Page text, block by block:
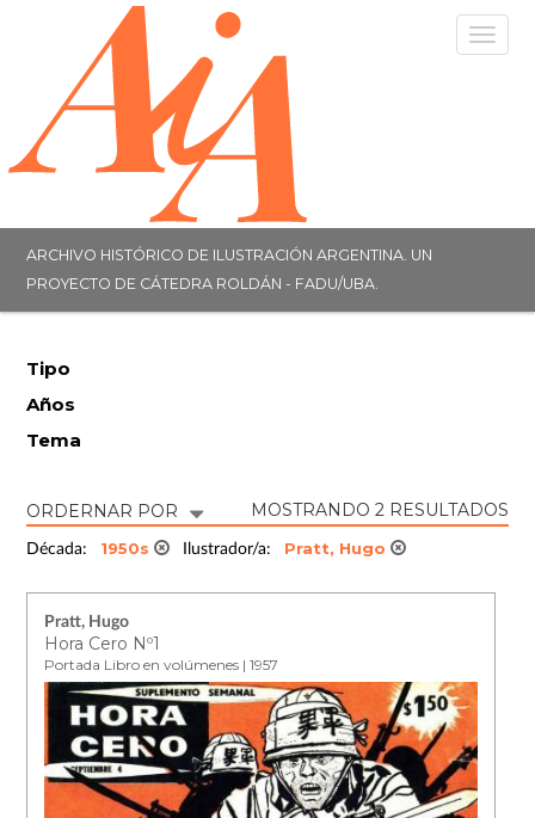
ARCHIVO HISTÓRICO DE ILUSTRACIÓN ARGENTINA. UN
PROYECTO DE CÁTEDRA ROLDÁN - FADU/UBA.
Tipo
Años
Tema
ORDERNAR POR MOSTRANDO 2 RESULTADOS
Década: 1950s Ilustrador/a: Pratt, Hugo
Pratt, Hugo
Hora Cero Nº1
Portada Libro en volúmenes | 1957